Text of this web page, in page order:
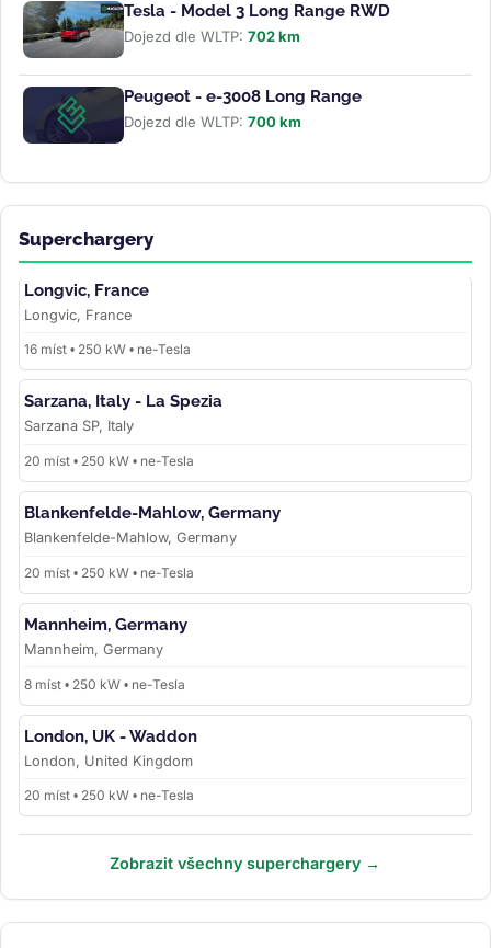
Tesla - Model 3 Long Range RWD
Dojezd dle WLTP: 702 km
Peugeot - e-3008 Long Range
Dojezd dle WLTP: 700 km
Superchargery
Longvic, France
Longvic, France
16 míst • 250 kW • ne-Tesla
Sarzana, Italy - La Spezia
Sarzana SP, Italy
20 míst • 250 kW • ne-Tesla
Blankenfelde-Mahlow, Germany
Blankenfelde-Mahlow, Germany
20 míst • 250 kW • ne-Tesla
Mannheim, Germany
Mannheim, Germany
8 míst • 250 kW • ne-Tesla
London, UK - Waddon
London, United Kingdom
20 míst • 250 kW • ne-Tesla
Zobrazit všechny superchargery →